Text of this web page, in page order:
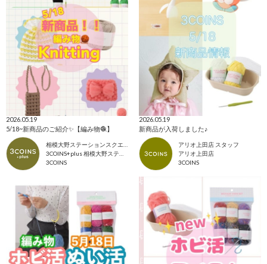
2026.05.19
5/18~新商品のご紹介✨【編み物🧶】
3COINS
2026.05.19
新商品が入荷しました♪
アリオ上田店 スタッフ
アリオ上田店
3COINS